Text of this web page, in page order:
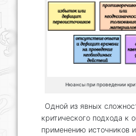
Нюансы при проведении
Одной из явных
критического подхода к
применению источников